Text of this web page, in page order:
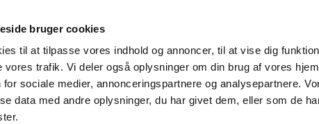
bruger cookies
til at tilpasse vores indhold og annoncer, til at vise dig
vores trafik. Vi deler også oplysninger om din brug af vores
for sociale medier, annonceringspartnere og analysepartnere.
data med andre oplysninger, du har givet dem, eller som de
Nyheder Om os
Bivirkninger og
produktinformation
Tilskud og
Apoteker og salg